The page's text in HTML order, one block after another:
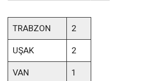
TRABZON 2
UŞAK 2
VAN 1